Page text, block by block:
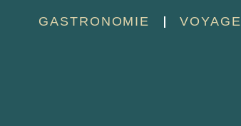
GASTRONOMIE VOYAGE